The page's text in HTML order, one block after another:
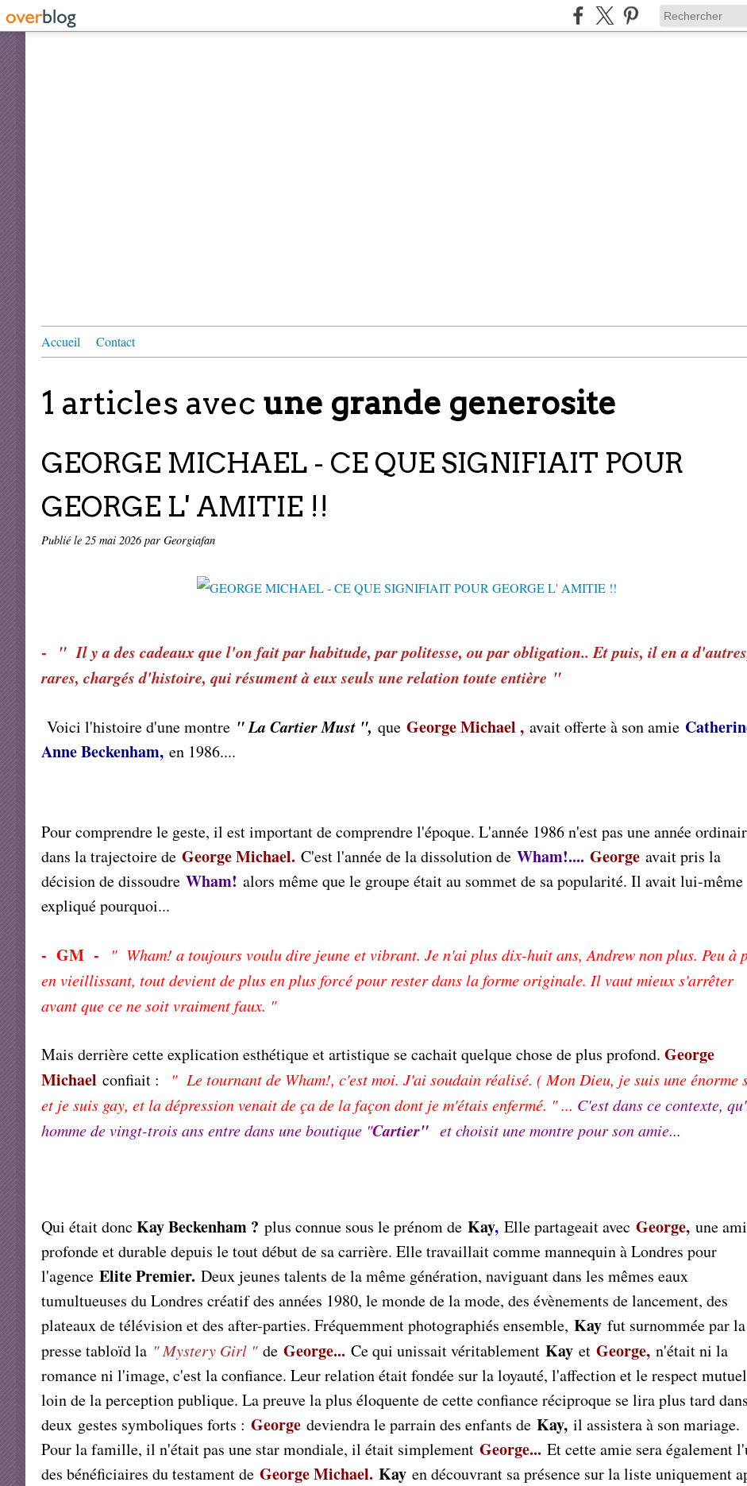
Accueil Contact
1 articles avec une grande generosite
GEORGE MICHAEL - CE QUE SIGNIFIAIT POUR
GEORGE L' AMITIE !!
Publié le 25 mai 2026par Georgiafan
- " Il y a des cadeaux que l'on fait par habitude, par politesse, ou par obligation.. Et puis, il en a
rares, chargés d'histoire, qui résument à eux seuls une relation toute entière "
Voici l'histoire d'une montre " La Cartier Must ", que George Michael , avait offerte à son amie
Anne Beckenham, en 1986....
Pour comprendre le geste, il est important de comprendre l'époque. L'année 1986 n'est pas une année
dans la trajectoire de George Michael. C'est l'année de la dissolution de Wham!.... George avait pris la
décision de dissoudre Wham! alors même que le groupe était au sommet de sa popularité. Il avait lui-même
expliqué pourquoi...
- GM -
" Wham! a toujours voulu dire jeune et vibrant. Je n'ai plus dix-huit ans, Andrew non plus. Peu à
en vieillissant, tout devient de plus en plus forcé pour rester dans la forme originale. Il vaut mieux s'arrêter
avant que ce ne soit vraiment faux. "
Mais derrière cette explication esthétique et artistique se cachait quelque chose de plus profond. George
Michael confiait :
" Le tournant de Wham!, c'est moi. J'ai soudain réalisé. ( Mon Dieu, je suis une énorme
et je suis gay, et la dépression venait de ça de la façon dont je m'étais enfermé. " ... C'est dans ce contexte,
homme de vingt-trois ans entre dans une boutique "Cartier" et choisit une montre pour son amie...
Qui était donc Kay Beckenham ? plus connue sous le prénom de Kay, Elle partageait avec George, une
profonde et durable depuis le tout début de sa carrière. Elle travaillait comme mannequin à Londres pour
l'agence Elite Premier. Deux jeunes talents de la même génération, naviguant dans les mêmes eaux
tumultueuses du Londres créatif des années 1980, le monde de la mode, des évènements de lancement, des
plateaux de télévision et des after-parties. Fréquemment photographiés ensemble, Kay fut surnommée par la
presse tabloïd la " Mystery Girl " de George... Ce qui unissait véritablement Kay et George, n'était ni la
romance ni l'image, c'est la confiance. Leur relation était fondée sur la loyauté, l'affection et le respect
loin de la perception publique. La preuve la plus éloquente de cette confiance réciproque se lira plus tard dans
deux gestes symboliques forts : George deviendra le parrain des enfants de Kay, il assistera à son mariage.
Pour la famille, il n'était pas une star mondiale, il était simplement George... Et cette amie sera également
des bénéficiaires du testament de George Michael. Kay en découvrant sa présence sur la liste uniquement